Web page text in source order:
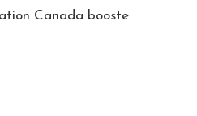
Canada booste